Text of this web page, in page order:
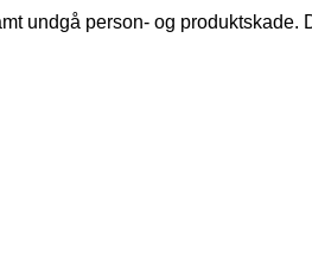
undgå person- og produktskade.